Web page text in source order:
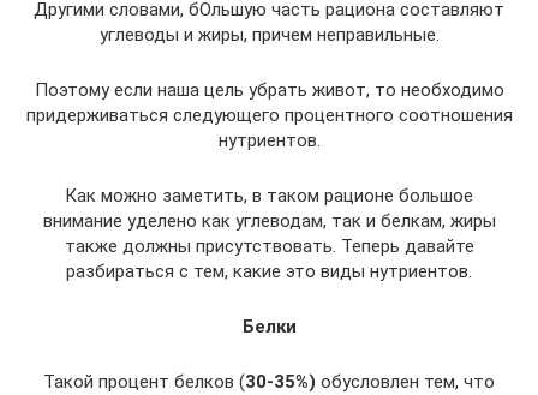
Другими словами, бОльшую часть рациона составляют
углеводы и жиры, причем неправильные.
Поэтому если наша цель убрать живот, то необходимо
придерживаться следующего процентного соотношения
нутриентов.
Как можно заметить, в таком рационе большое
внимание уделено как углеводам, так и белкам, жиры
также должны присутствовать. Теперь давайте
разбираться с тем, какие это виды нутриентов.
Белки
Такой процент белков (30-35%) обусловлен тем, что